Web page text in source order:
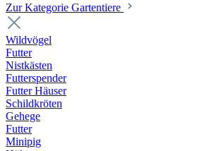
Zur Kategorie Gartentiere
Wildvögel
Futter
Nistkästen
Futterspender
Futter Häuser
Schildkröten
Gehege
Futter
Minipig